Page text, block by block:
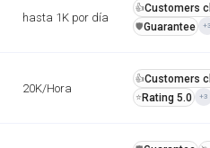
hasta 1K por día
👍Customers
️🛡️Guarantee +3
20K/Hora
👍Customers
⭐Rating 5.0 +3